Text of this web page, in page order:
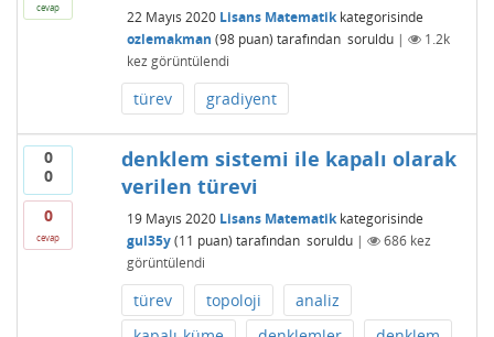
cevap
22 Mayıs 2020 Lisans Matematikkategorisinde
ozlemakman (98puan) tarafından soruldu |
1.2k
kez görüntülendi
türev gradiyent
0
0
0
cevap
denklem sistemi ile kapalı olarak
verilen türevi
19 Mayıs 2020 Lisans Matematikkategorisinde
gul35y (11 puan) tarafından soruldu | 686kez
görüntülendi
türev topoloji
analiz